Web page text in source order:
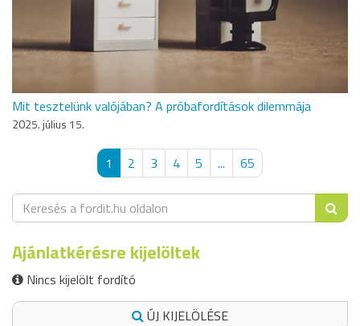
Mit tesztelünk valójában? A próbafordítások dilemmája
2025. július 15.
1 2 3 4 5 ... 65
Ajánlatkérésre kijelöltek
Nincs kijelölt fordító
ÚJ KIJELÖLÉSE